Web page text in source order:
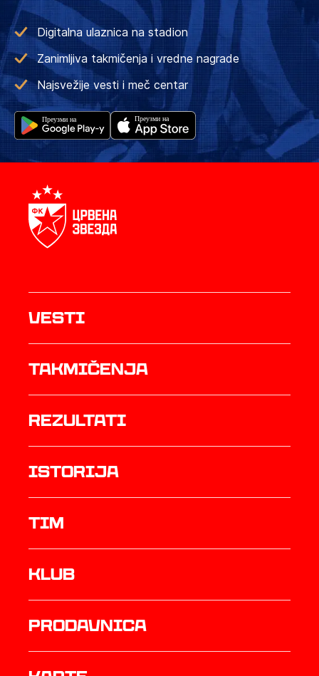
Digitalna ulaznica na stadion
Zanimljiva takmičenja i vredne nagrade
Najsvežije vesti i meč centar
Vesti
Takmičenja
rezultati
istorija
TIM
Klub
prodavnica